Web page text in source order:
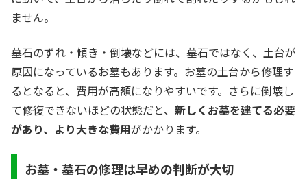
ません。
墓石のずれ・傾き・倒壊などには、墓石ではなく、土台が
原因になっているお墓もあります。お墓の土台から修理す
るとなると、費用が高額になりやすいです。さらに倒壊し
て修復できないほどの状態だと、 新しくお墓を建てる必要
があり、より大きな費用がかかります。
お墓・墓石の修理は早めの判断が大切